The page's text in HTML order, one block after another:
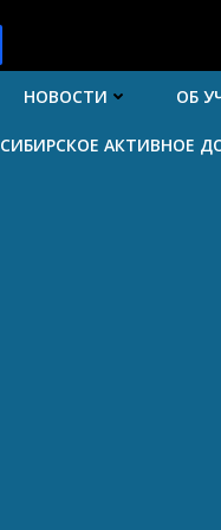
НОВОСТИ ОБ
СИБИРСКОЕ АКТИВНОЕ